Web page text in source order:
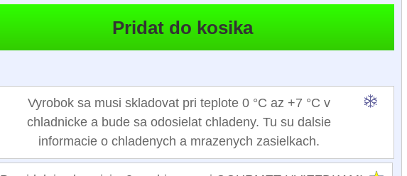
Vyrobok sa musi skladovat pri teplote 0 °C az +7 °C v
chladnicke a bude sa odosielat chladeny. Tu su dalsie
informacie o chladenych a mrazenych zasielkach.